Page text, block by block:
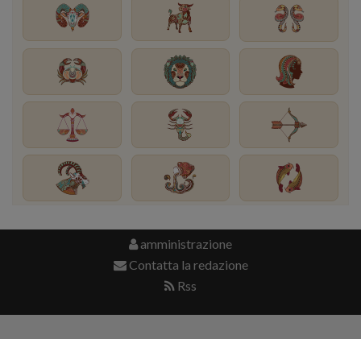
amministrazione
Contatta la redazione
Rss